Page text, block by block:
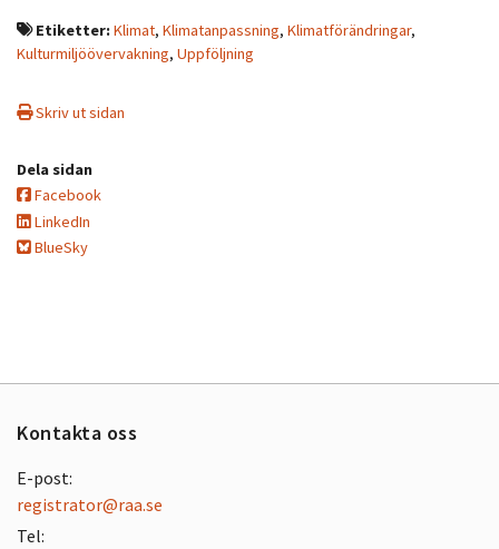
Etiketter:Klimat, Klimatanpassning, Klimatförändringar,
Kulturmiljöövervakning, Uppföljning
Skriv ut sidan
Dela sidan
Facebook
LinkedIn
BlueSky
Kontakta oss
E-post:
registrator@raa.se
Tel: